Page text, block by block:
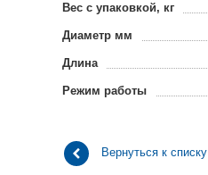
Вес с упаковкой, кг
Диаметр мм
Длина
Режим работы
Вернуться к списку